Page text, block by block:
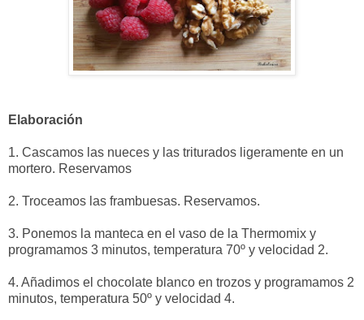
Elaboración
1. Cascamos las nueces y las triturados ligeramente en un
mortero. Reservamos
2. Troceamos las frambuesas. Reservamos.
3. Ponemos la manteca en el vaso de la Thermomix y
programamos 3 minutos, temperatura 70º y velocidad 2.
4. Añadimos el chocolate blanco en trozos y programamos 2
minutos, temperatura 50º y velocidad 4.